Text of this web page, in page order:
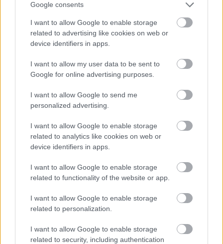
Google consents
I want to allow Google to enable storage
related to advertising like cookies on web or
device identifiers in apps.
I want to allow my user data to be sent to
Google for online advertising purposes.
I want to allow Google to send me
personalized advertising.
I want to allow Google to enable storage
related to analytics like cookies on web or
device identifiers in apps.
I want to allow Google to enable storage
related to functionality of the website or app.
I want to allow Google to enable storage
related to personalization.
I want to allow Google to enable storage
related to security, including authentication